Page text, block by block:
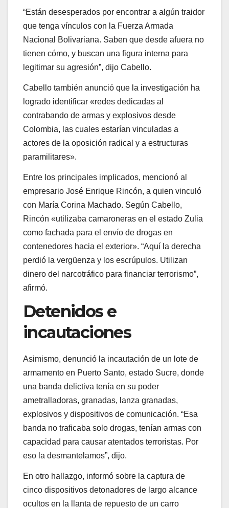
“Están desesperados por encontrar a algún traidor
que tenga vínculos con la Fuerza Armada
Nacional Bolivariana. Saben que desde afuera no
tienen cómo, y buscan una figura interna para
legitimar su agresión”, dijo Cabello.
Cabello también anunció que la investigación ha
logrado identificar «redes dedicadas al
contrabando de armas y explosivos desde
Colombia, las cuales estarían vinculadas a
actores de la oposición radical y a estructuras
paramilitares».
Entre los principales implicados, mencionó al
empresario José Enrique Rincón, a quien vinculó
con María Corina Machado. Según Cabello,
Rincón «utilizaba camaroneras en el estado Zulia
como fachada para el envío de drogas en
contenedores hacia el exterior». “Aquí la derecha
perdió la vergüenza y los escrúpulos. Utilizan
dinero del narcotráfico para financiar terrorismo”,
afirmó.
Detenidos e
incautaciones
Asimismo, denunció la incautación de un lote de
armamento en Puerto Santo, estado Sucre, donde
una banda delictiva tenía en su poder
ametralladoras, granadas, lanza granadas,
explosivos y dispositivos de comunicación. “Esa
banda no traficaba solo drogas, tenían armas con
capacidad para causar atentados terroristas. Por
eso la desmantelamos”, dijo.
En otro hallazgo, informó sobre la captura de
cinco dispositivos detonadores de largo alcance
ocultos en la llanta de repuesto de un carro